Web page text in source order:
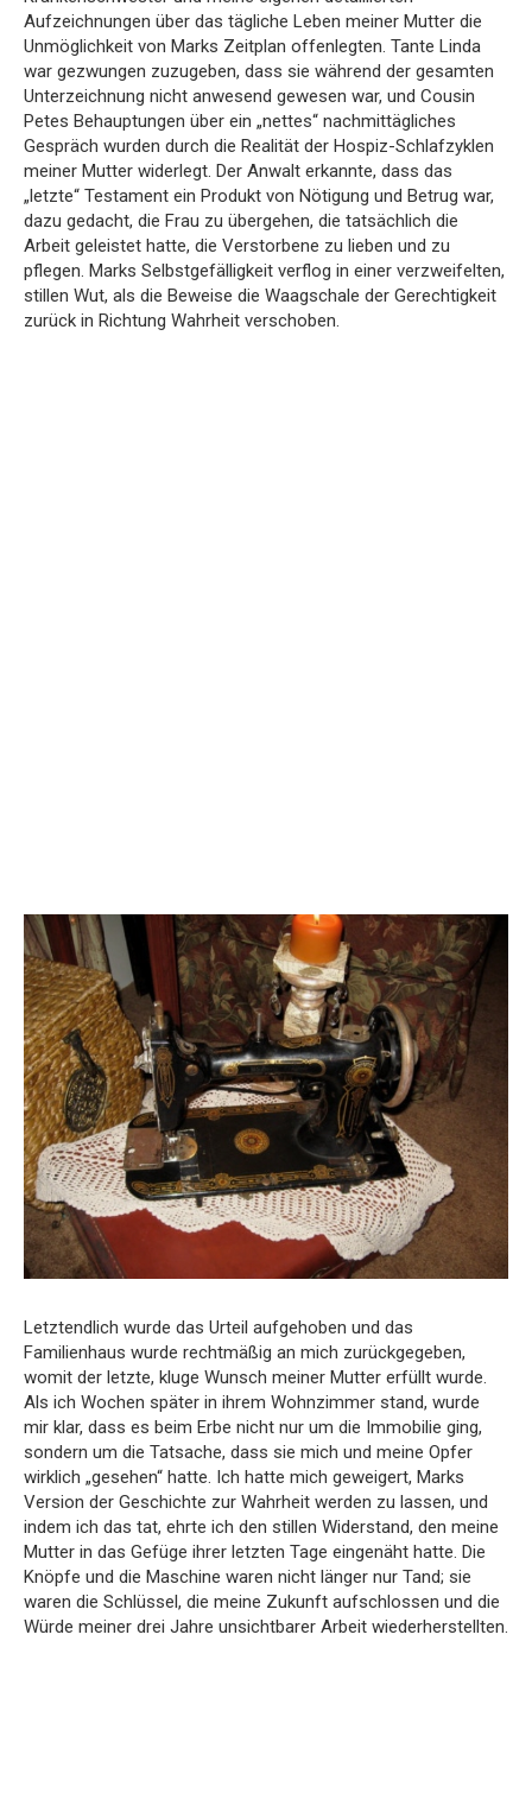
Aufzeichnungen über das tägliche Leben meiner Mutter die
Unmöglichkeit von Marks Zeitplan offenlegten. Tante Linda
war gezwungen zuzugeben, dass sie während der gesamten
Unterzeichnung nicht anwesend gewesen war, und Cousin
Petes Behauptungen über ein „nettes“ nachmittägliches
Gespräch wurden durch die Realität der Hospiz-Schlafzyklen
meiner Mutter widerlegt. Der Anwalt erkannte, dass das
„letzte“ Testament ein Produkt von Nötigung und Betrug war,
dazu gedacht, die Frau zu übergehen, die tatsächlich die
Arbeit geleistet hatte, die Verstorbene zu lieben und zu
pflegen. Marks Selbstgefälligkeit verflog in einer verzweifelten,
stillen Wut, als die Beweise die Waagschale der Gerechtigkeit
zurück in Richtung Wahrheit verschoben.
Letztendlich wurde das Urteil aufgehoben und das
Familienhaus wurde rechtmäßig an mich zurückgegeben,
womit der letzte, kluge Wunsch meiner Mutter erfüllt wurde.
Als ich Wochen später in ihrem Wohnzimmer stand, wurde
mir klar, dass es beim Erbe nicht nur um die Immobilie ging,
sondern um die Tatsache, dass sie mich und meine Opfer
wirklich „gesehen“ hatte. Ich hatte mich geweigert, Marks
Version der Geschichte zur Wahrheit werden zu lassen, und
indem ich das tat, ehrte ich den stillen Widerstand, den meine
Mutter in das Gefüge ihrer letzten Tage eingenäht hatte. Die
Knöpfe und die Maschine waren nicht länger nur Tand; sie
waren die Schlüssel, die meine Zukunft aufschlossen und die
Würde meiner drei Jahre unsichtbarer Arbeit wiederherstellten.